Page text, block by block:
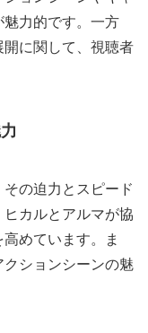
力的です。一方
に関して、視聴者
その迫力とスピード
カルとアルマが協
めています。ま
ションシーンの魅